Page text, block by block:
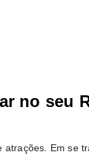
no seu
Em se